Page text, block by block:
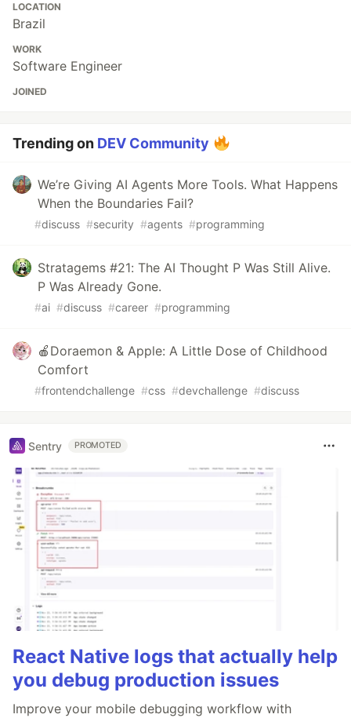
LOCATION
Brazil
WORK
Software Engineer
JOINED
Trending on DEV Community
We’re Giving AI Agents More Tools. What Happens
When the Boundaries Fail?
#discuss #security #agents #programming
Stratagems #21: The AI Thought P Was Still Alive.
P Was Already Gone.
#ai #discuss #career #programming
🍎Doraemon & Apple: A Little Dose of Childhood
Comfort
#frontendchallenge #css #devchallenge #discuss
Sentry PROMOTED
React Native logs that actually help
you debug production issues
Improve your mobile debugging workflow with